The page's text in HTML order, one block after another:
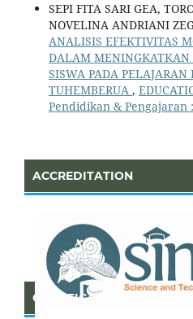
SEPI FITA SARI GEA,
NOVELINA ANDRIANI
ANALISIS EFEKTIVITAS
DALAM MENINGKATKAN
SISWA PADA PELAJARAN
TUHEMBERUA ,
Pendidikan & Pengajaran
ACCREDITATION
CERTIFICATE OF SINTA